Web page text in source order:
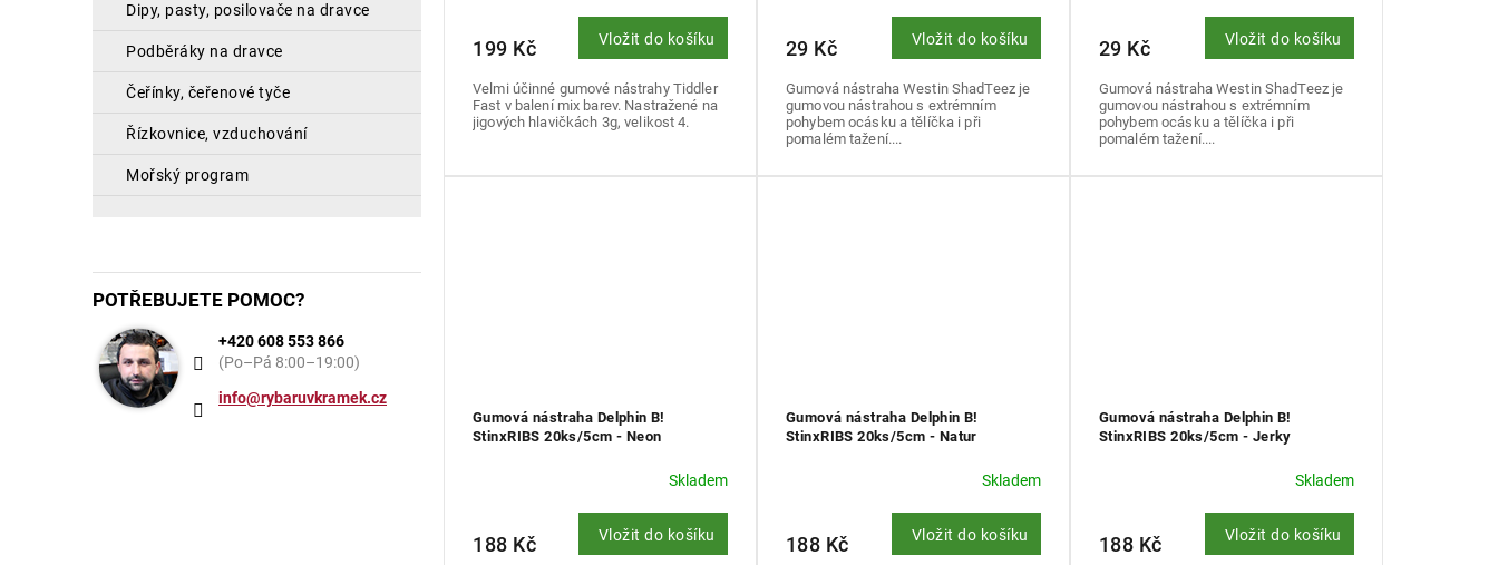
dipy, pasty, posilovače na dravce
podběráky na dravce
čeřínky, čeřenové tyče
řízkovnice, vzduchování
mořský program
POTŘEBUJETE POMOC?
+420 608 553 866
(Po–Pá 8:00–19:00)
info@rybaruvkramek.cz
199 Kč Vložit do košíku
Velmi účinné gumové nástrahy Tiddler
Fast v balení mix barev. Nastražené na
jigových hlavičkách 3g, velikost 4.
29 Kč Vložit do košíku
Gumová nástraha Westin ShadTeez je
gumovou nástrahou s extrémním
pohybem ocásku a tělíčka i při
pomalém tažení....
29 Kč Vložit do košíku
Gumová nástraha Westin ShadTeez je
gumovou nástrahou s extrémním
pohybem ocásku a tělíčka i při
pomalém tažení....
Gumová nástraha Delphin B!
StinxRIBS 20ks/5cm - Neon
Skladem
188 Kč Vložit do košíku
Gumová nástraha Delphin B!
StinxRIBS 20ks/5cm - Natur
Skladem
188 Kč Vložit do košíku
Gumová nástraha Delphin B!
StinxRIBS 20ks/5cm - Jerky
Skladem
188 Kč Vložit do košíku